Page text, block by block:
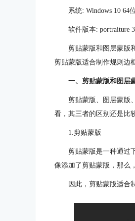
系统: Windows 10 64
软件版本: portraiture
剪贴蒙版和图层蒙版
剪贴蒙版适合制作规则边
一、剪贴蒙版和图层
剪贴蒙版、图层蒙版
看，其三者的区别还是比
1.剪贴蒙版
剪贴蒙版是一种通过
像添加了剪贴蒙版，那么
因此，剪贴蒙版适合